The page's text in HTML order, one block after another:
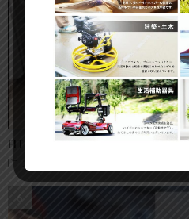
FITBOX（スピンバイク）の組み立て